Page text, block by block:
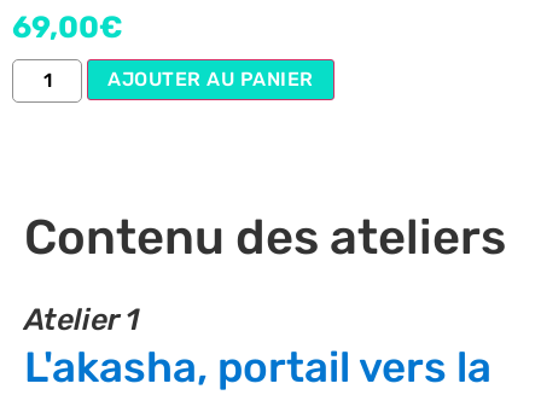
69,00€
AJOUTER AU PANIER
Contenu des ateliers
Atelier 1
L'akasha, portail vers la